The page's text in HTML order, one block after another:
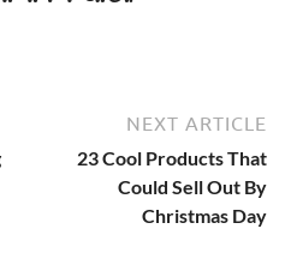
NEXT ARTICLE
23 Cool Products That
Could Sell Out By
Christmas Day